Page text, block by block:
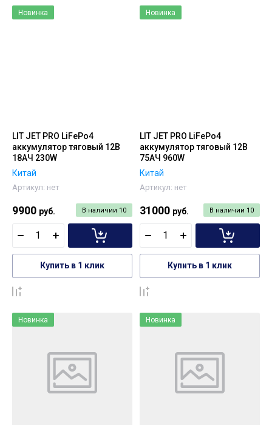
Новинка
LIT JET PRO LiFePo4
аккумулятор тяговый 12В
18АЧ 230W
Китай
Артикул: нет
В наличии 10
9900 руб.
Купить в 1 клик
Новинка
LIT JET PRO LiFePo4
аккумулятор тяговый 12В
75АЧ 960W
Китай
Артикул: нет
В наличии 10
31000 руб.
Купить в 1 клик
Новинка Новинка